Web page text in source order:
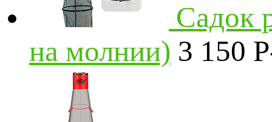
Садок
на молнии) 3 150 P